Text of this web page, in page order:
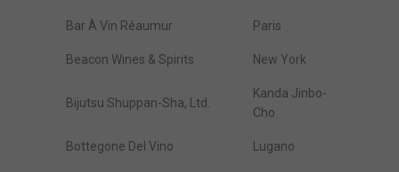
Bar À Vin Réaumur Paris
Beacon Wines & Spirits New York
Bijutsu Shuppan-Sha, Ltd.
Kanda Jinbo-
Cho
Bottegone Del Vino Lugano